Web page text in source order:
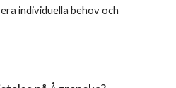
individuella behov och